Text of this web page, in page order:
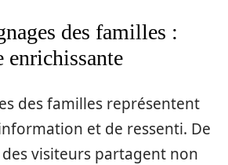
des familles :
enrichissante
des familles représentent
et de ressenti. De
visiteurs partagent non